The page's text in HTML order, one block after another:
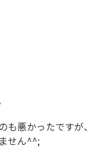
も悪かったですが、
せん^^;